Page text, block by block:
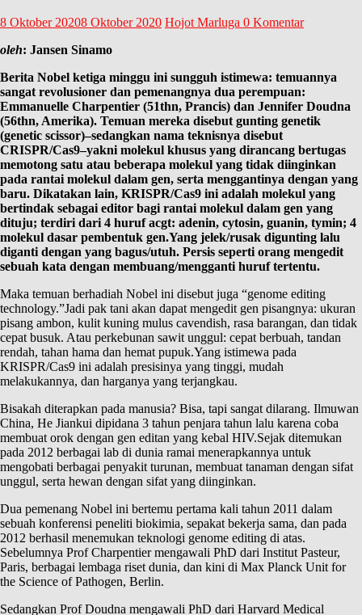
8 Oktober 20208 Oktober 2020 Hojot Marluga 0 Komentar
oleh: Jansen Sinamo
Berita Nobel ketiga minggu ini sungguh istimewa: temuannya
sangat revolusioner dan pemenangnya dua perempuan:
Emmanuelle Charpentier (51thn, Prancis) dan Jennifer Doudna
(56thn, Amerika). Temuan mereka disebut gunting genetik
(genetic scissor)–sedangkan nama teknisnya disebut
CRISPR/Cas9–yakni molekul khusus yang dirancang bertugas
memotong satu atau beberapa molekul yang tidak diinginkan
pada rantai molekul dalam gen, serta menggantinya dengan yang
baru. Dikatakan lain, KRISPR/Cas9 ini adalah molekul yang
bertindak sebagai editor bagi rantai molekul dalam gen yang
dituju; terdiri dari 4 huruf acgt: adenin, cytosin, guanin, tymin; 4
molekul dasar pembentuk gen.Yang jelek/rusak digunting lalu
diganti dengan yang bagus/utuh. Persis seperti orang mengedit
sebuah kata dengan membuang/mengganti huruf tertentu.
Maka temuan berhadiah Nobel ini disebut juga “genome editing
technology.”Jadi pak tani akan dapat mengedit gen pisangnya: ukuran
pisang ambon, kulit kuning mulus cavendish, rasa barangan, dan tidak
cepat busuk. Atau perkebunan sawit unggul: cepat berbuah, tandan
rendah, tahan hama dan hemat pupuk.Yang istimewa pada
KRISPR/Cas9 ini adalah presisinya yang tinggi, mudah
melakukannya, dan harganya yang terjangkau.
Bisakah diterapkan pada manusia? Bisa, tapi sangat dilarang. Ilmuwan
China, He Jiankui dipidana 3 tahun penjara tahun lalu karena coba
membuat orok dengan gen editan yang kebal HIV.Sejak ditemukan
pada 2012 berbagai lab di dunia ramai menerapkannya untuk
mengobati berbagai penyakit turunan, membuat tanaman dengan sifat
unggul, serta hewan dengan sifat yang diinginkan.
Dua pemenang Nobel ini bertemu pertama kali tahun 2011 dalam
sebuah konferensi peneliti biokimia, sepakat bekerja sama, dan pada
2012 berhasil menemukan teknologi genome editing di atas.
Sebelumnya Prof Charpentier mengawali PhD dari Institut Pasteur,
Paris, berbagai lembaga riset dunia, dan kini di Max Planck Unit for
the Science of Pathogen, Berlin.
Sedangkan Prof Doudna mengawali PhD dari Harvard Medical